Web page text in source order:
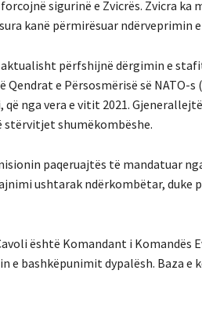
sigurinë e Zvicrës. Zvicra
kanë përmirësuar ndërveprimin
përfshijnë dërgimin e
e Përsosmërisë së NATO-
nga vera e vitit 2021.
stërvitjet shumëkombëshe.
paqeruajtës të mandatuar
ushtarak ndërkombëtar, duke
është Komandant i Komandës
bashkëpunimit dypalësh. Baza